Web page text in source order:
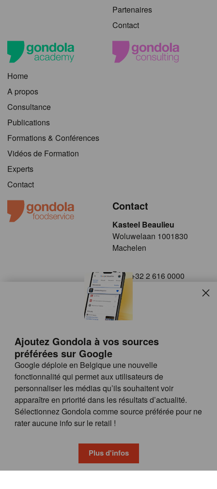
Ajoutez Gondola à vos sources
préférées sur Google
Google déploie en Belgique une nouvelle
fonctionnalité qui permet aux utilisateurs de
personnaliser les médias qu’ils souhaitent voir
apparaître en priorité dans les résultats d’actualité.
Sélectionnez Gondola comme source préférée pour ne
rater aucune info sur le retail !
Plus d'infos
Partenaires
Contact
Home
A propos
Consultance
Publications
Formations & Conférences
Vidéos de Formation
Experts
Contact
Contact
Kasteel Beaulieu
​​​Woluwelaan 1001830
Machelen
+32 2 616 0000
Follow us on
© GONDOLA GROUP
FAQ
CONDITIONS GÉNÉRALES
PRIVACY & COOKIE POLICY
wieni